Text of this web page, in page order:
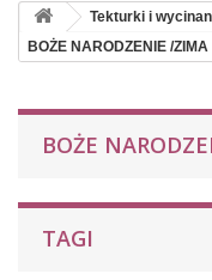
Tekturki i
BOŻE NARODZENIE /ZIMA
BOŻE
TAGI